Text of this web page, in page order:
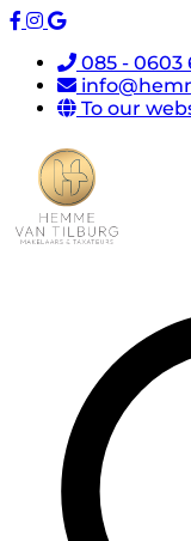
085 - 0603
To our